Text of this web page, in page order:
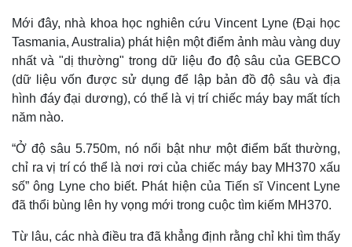
Chứng khoán
Giá cà phê
Mới đây, nhà khoa học nghiên cứu Vincent Lyne (Đại học
Tasmania, Australia) phát hiện một điểm ảnh màu vàng duy
nhất và "dị thường" trong dữ liệu đo độ sâu của GEBCO
(dữ liệu vốn được sử dụng để lập bản đồ độ sâu và địa
hình đáy đại dương), có thể là vị trí chiếc máy bay mất tích
năm nào.
“Ở độ sâu 5.750m, nó nổi bật như một điểm bất thường,
chỉ ra vị trí có thể là nơi rơi của chiếc máy bay MH370 xấu
số” ông Lyne cho biết. Phát hiện của Tiến sĩ Vincent Lyne
đã thổi bùng lên hy vọng mới trong cuộc tìm kiếm MH370.
Từ lâu, các nhà điều tra đã khẳng định rằng chỉ khi tìm thấy